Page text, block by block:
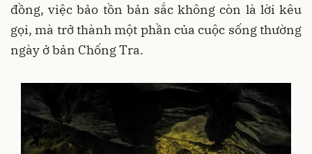
đồng, việc bảo tồn bản sắc không còn là lời kêu
gọi, mà trở thành một phần của cuộc sống thường
ngày ở bản Chống Tra.